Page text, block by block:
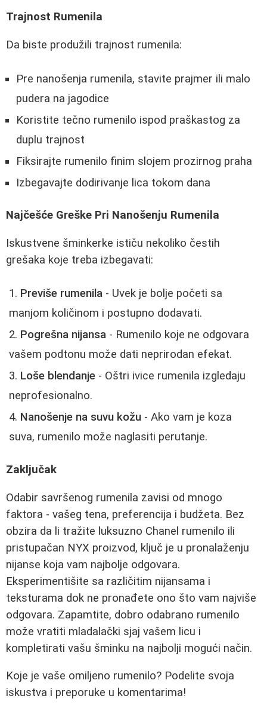
Trajnost Rumenila
Da biste produžili trajnost rumenila:
Pre nanošenja rumenila, stavite prajmer ili malo
pudera na jagodice
Koristite tečno rumenilo ispod praškastog za
duplu trajnost
Fiksirajte rumenilo finim slojem prozirnog praha
Izbegavajte dodirivanje lica tokom dana
Najčešće Greške Pri Nanošenju Rumenila
Iskustvene šminkerke ističu nekoliko čestih
grešaka koje treba izbegavati:
Previše rumenila - Uvek je bolje početi sa
manjom količinom i postupno dodavati.
Pogrešna nijansa - Rumenilo koje ne odgovara
vašem podtonu može dati neprirodan efekat.
Loše blendanje - Oštri ivice rumenila izgledaju
neprofesionalno.
Nanošenje na suvu kožu - Ako vam je koza
suva, rumenilo može naglasiti perutanje.
Zaključak
Odabir savršenog rumenila zavisi od mnogo
faktora - vašeg tena, preferencija i budžeta. Bez
obzira da li tražite luksuzno Chanel rumenilo ili
pristupačan NYX proizvod, ključ je u pronalaženju
nijanse koja vam najbolje odgovara.
Eksperimentišite sa različitim nijansama i
teksturama dok ne pronađete ono što vam najviše
odgovara. Zapamtite, dobro odabrano rumenilo
može vratiti mladalački sjaj vašem licu i
kompletirati vašu šminku na najbolji mogući način.
Koje je vaše omiljeno rumenilo? Podelite svoja
iskustva i preporuke u komentarima!